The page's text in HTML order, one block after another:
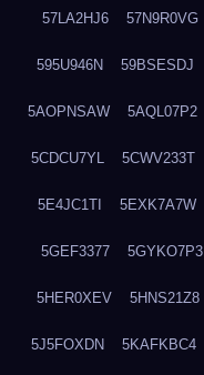
57LA2HJ6 57N9R0VG
595U946N 59BSESDJ
5AOPNSAW 5AQL07P2
5CDCU7YL 5CWV233T
5E4JC1TI 5EXK7A7W
5GEF3377 5GYKO7P3
5HER0XEV 5HNS21Z8
5J5FOXDN 5KAFKBC4